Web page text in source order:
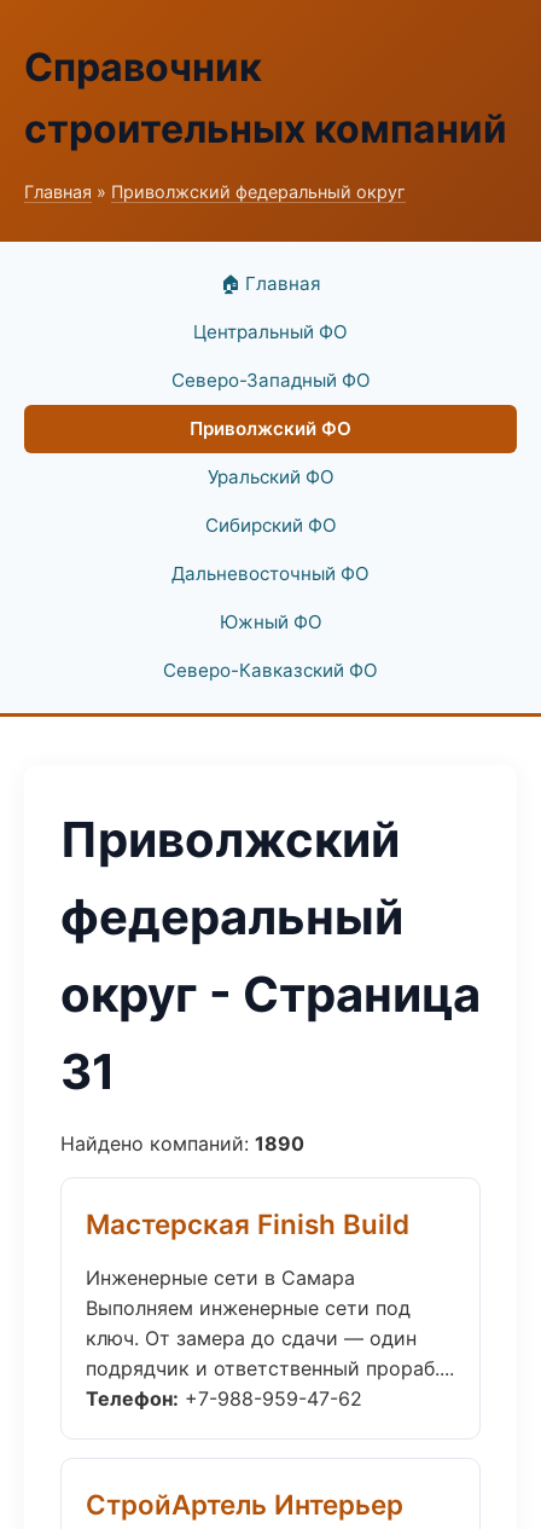
Справочник
строительных компаний
Главная » Приволжский федеральный округ
🏠 Главная
Центральный ФО
Северо-Западный ФО
Приволжский ФО
Уральский ФО
Сибирский ФО
Дальневосточный ФО
Южный ФО
Северо-Кавказский ФО
Приволжский
федеральный
округ - Страница
31
Найдено компаний: 1890
Мастерская Finish Build
Инженерные сети в Самара
Выполняем инженерные сети под
ключ. От замера до сдачи — один
подрядчик и ответственный прораб....
Телефон: +7-988-959-47-62
СтройАртель Интерьер